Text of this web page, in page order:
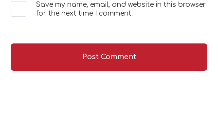
Save my name, email, and website in this browser
for the next time I comment.